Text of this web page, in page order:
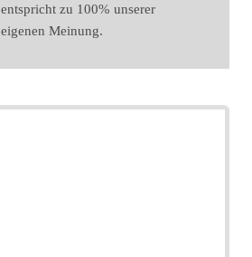
entspricht zu 100% unserer
eigenen Meinung.